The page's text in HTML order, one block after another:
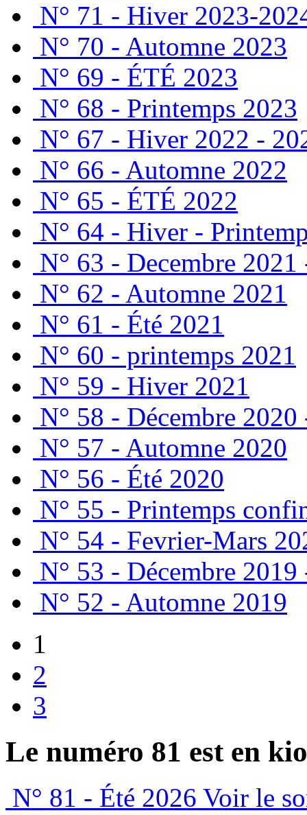
N° 71 - Hiver 2023-
N° 70 - Automne 2023
N° 69 - ÉTÉ 2023
N° 68 - Printemps 2023
N° 67 - Hiver 2022 -
N° 66 - Automne 2022
N° 65 - ÉTÉ 2022
N° 64 - Hiver -
N° 63 - Decembre
N° 62 - Automne 2021
N° 61 - Été 2021
N° 60 - printemps 2021
N° 59 - Hiver 2021
N° 58 - Décembre
N° 57 - Automne 2020
N° 56 - Été 2020
N° 55 - Printemps
N° 54 - Fevrier-Mars
N° 53 - Décembre
N° 52 - Automne 2019
1
2
3
Le numéro 81 est en
N° 81 - Été 2026 Voir le